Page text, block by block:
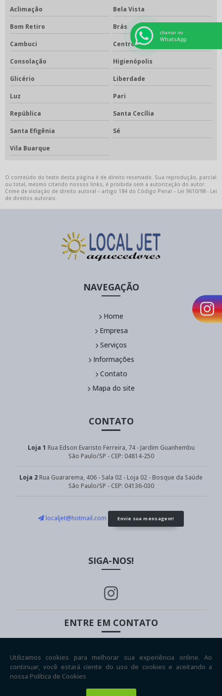
Aclimação Bela Vista
Bom Retiro Brás
Cambuci Centro
Consolação Higienópolis
Glicério Liberdade
Luz Pari
República Santa Cecília
Santa Efigênia Sé
Vila Buarque
O conteúdo do texto desta página é de direito reservado. Sua reprodução, parcial
ou total, mesmo citando nossos links, é proibida sem a autorização do autor.
Crime de violação de direito autoral – artigo 184 do Código Penal – Lei 9610/98 - Lei
de direitos autorais.
NAVEGAÇÃO
Home
Empresa
Serviços
Informações
Contato
Mapa do site
CONTATO
Loja 1 Rua Edson Evaristo Ferreira, 74 - Jardim Guanhembu
São Paulo/SP - CEP: 04814-250
Loja 2Rua Guararema, 406 - Sala 02 - Loja 02 - Bosque da Saúde
São Paulo/SP - CEP: 04136-030
localjet@hotmail.com Envie sua mensagem!
SIGA-NOS!
ENTRE EM CONTATO
chamar no
WhatsApp